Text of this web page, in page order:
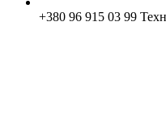
+380 96 915 03 99